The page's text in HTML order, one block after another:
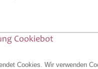
Cookiebot
Cookies. Wir verwenden